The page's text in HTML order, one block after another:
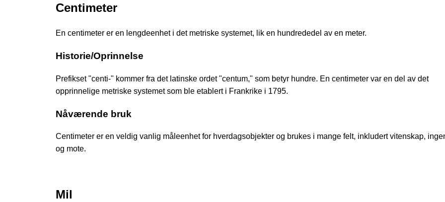
Centimeter
En centimeter er en lengdeenhet i det metriske systemet, lik en hundrededel av en meter.
Historie/Oprinnelse
Prefikset "centi-" kommer fra det latinske ordet "centum," som betyr hundre. En centimeter var en del av det
opprinnelige metriske systemet som ble etablert i Frankrike i 1795.
Nåværende bruk
Centimeter er en veldig vanlig måleenhet for hverdagsobjekter og brukes i mange felt, inkludert vitenskap,
og mote.
Mil